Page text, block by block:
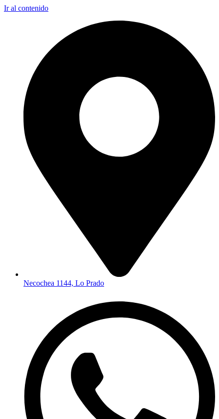
Ir al contenido
Necochea 1144, Lo Prado